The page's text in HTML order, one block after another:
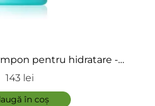
IMAGINI
pentru hidratare -
Shampoo
143 lei
în coș